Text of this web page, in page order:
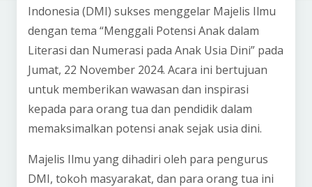
Indonesia (DMI) sukses menggelar Majelis Ilmu
dengan tema “Menggali Potensi Anak dalam
Literasi dan Numerasi pada Anak Usia Dini” pada
Jumat, 22 November 2024. Acara ini bertujuan
untuk memberikan wawasan dan inspirasi
kepada para orang tua dan pendidik dalam
memaksimalkan potensi anak sejak usia dini.
Majelis Ilmu yang dihadiri oleh para pengurus
DMI, tokoh masyarakat, dan para orang tua ini